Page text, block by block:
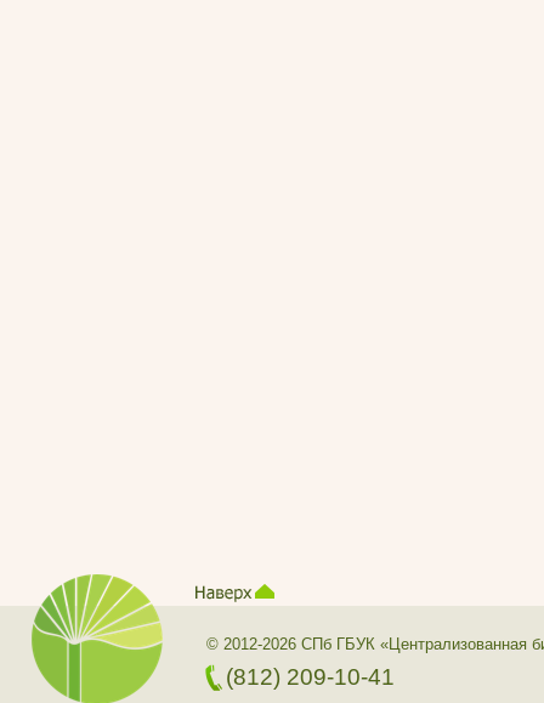
© 2012-2026 СПб ГБУК «Централизованная
(812) 209-10-41